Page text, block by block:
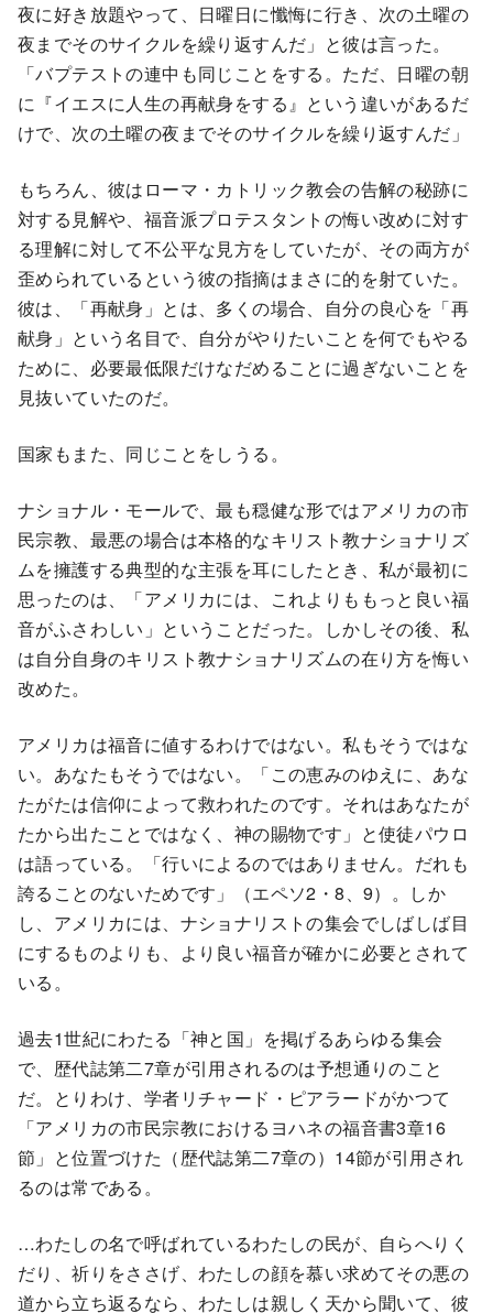
夜に好き放題やって、日曜日に懺悔に行き、次の土曜の
夜までそのサイクルを繰り返すんだ」と彼は言った。
「バプテストの連中も同じことをする。ただ、日曜の朝
に『イエスに人生の再献身をする』という違いがあるだ
けで、次の土曜の夜までそのサイクルを繰り返すんだ」
もちろん、彼はローマ・カトリック教会の告解の秘跡に
対する見解や、福音派プロテスタントの悔い改めに対す
る理解に対して不公平な見方をしていたが、その両方が
歪められているという彼の指摘はまさに的を射ていた。
彼は、「再献身」とは、多くの場合、自分の良心を「再
献身」という名目で、自分がやりたいことを何でもやる
ために、必要最低限だけなだめることに過ぎないことを
見抜いていたのだ。
国家もまた、同じことをしうる。
ナショナル・モールで、最も穏健な形ではアメリカの市
民宗教、最悪の場合は本格的なキリスト教ナショナリズ
ムを擁護する典型的な主張を耳にしたとき、私が最初に
思ったのは、「アメリカには、これよりももっと良い福
音がふさわしい」ということだった。しかしその後、私
は自分自身のキリスト教ナショナリズムの在り方を悔い
改めた。
アメリカは福音に値するわけではない。私もそうではな
い。あなたもそうではない。「この恵みのゆえに、あな
たがたは信仰によって救われたのです。それはあなたが
たから出たことではなく、神の賜物です」と使徒パウロ
は語っている。「行いによるのではありません。だれも
誇ることのないためです」（エペソ2・8、9）。しか
し、アメリカには、ナショナリストの集会でしばしば目
にするものよりも、より良い福音が確かに必要とされて
いる。
過去1世紀にわたる「神と国」を掲げるあらゆる集会
で、歴代誌第二7章が引用されるのは予想通りのこと
だ。とりわけ、学者リチャード・ピアラードがかつて
「アメリカの市民宗教におけるヨハネの福音書3章16
節」と位置づけた（歴代誌第二7章の）14節が引用され
るのは常である。
…わたしの名で呼ばれているわたしの民が、自らへりく
だり、祈りをささげ、わたしの顔を慕い求めてその悪の
道から立ち返るなら、わたしは親しく天から聞いて、彼